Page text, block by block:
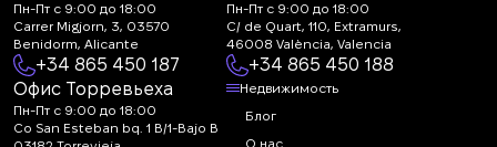
Пн-Пт с 9:00 до 18:00
Carrer Migjorn, 3, 03570
Benidorm, Alicante
+34 865 450 187
Пн-Пт с 9:00 до 18:00
C/ de Quart, 110, Extramurs,
46008 València, Valencia
+34 865 450 188
Офис Торревьеха
Пн-Пт с 9:00 до 18:00
Co San Esteban bq. 1 B/1-Bajo B
Недвижимость
Блог
О нас